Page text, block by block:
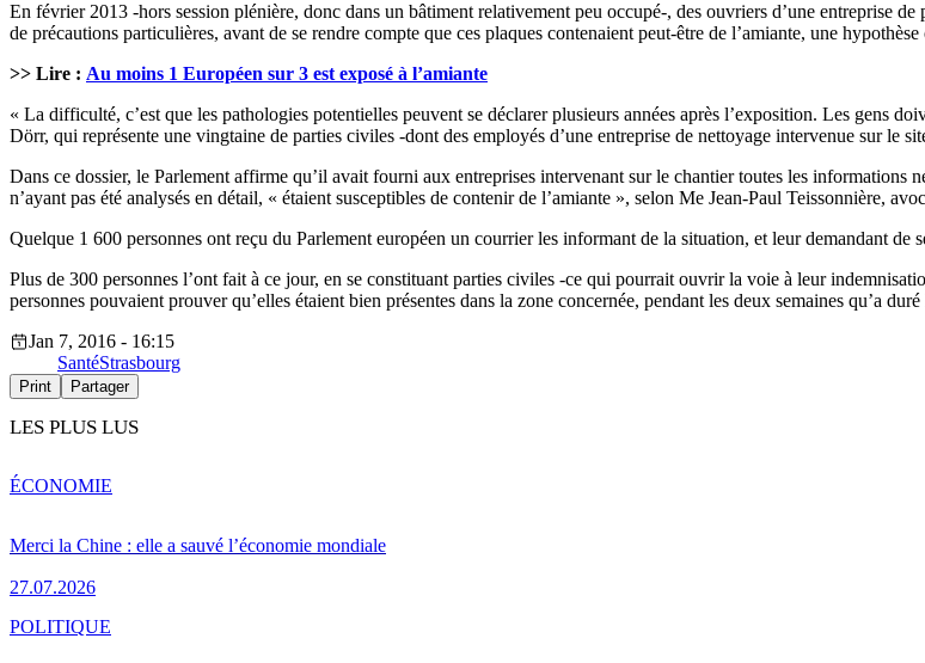
En février 2013 -hors session plénière, donc dans un bâtiment relativement peu occupé-, des ouvriers d’une entreprise
de précautions particulières, avant de se rendre compte que ces plaques contenaient peut-être de l’amiante, une
>> Lire : Au moins 1 Européen sur 3 est exposé à l’amiante
« La difficulté, c’est que les pathologies potentielles peuvent se déclarer plusieurs années après l’exposition. Les gens
Dörr, qui représente une vingtaine de parties civiles -dont des employés d’une entreprise de nettoyage intervenue sur le
Dans ce dossier, le Parlement affirme qu’il avait fourni aux entreprises intervenant sur le chantier toutes les informations
n’ayant pas été analysés en détail, « étaient susceptibles de contenir de l’amiante », selon Me Jean-Paul Teissonnière,
Quelque 1 600 personnes ont reçu du Parlement européen un courrier les informant de la situation, et leur demandant de
Plus de 300 personnes l’ont fait à ce jour, en se constituant parties civiles -ce qui pourrait ouvrir la voie à leur
personnes pouvaient prouver qu’elles étaient bien présentes dans la zone concernée, pendant les deux semaines qu’a
Jan 7, 2016 - 16:15
SantéStrasbourg
Print Partager
LES PLUS LUS
Merci la Chine : elle a sauvé l’économie mondiale
27.07.2026
ÉCONOMIE
POLITIQUE